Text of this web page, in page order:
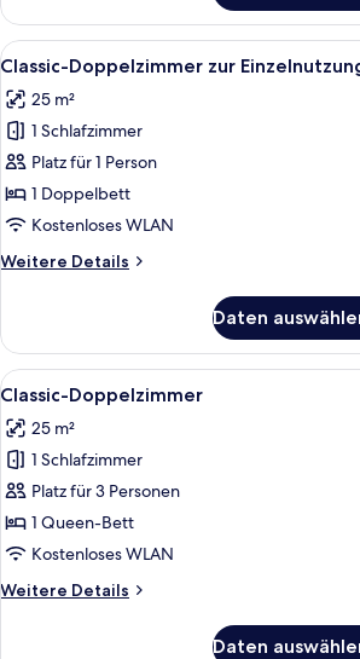
Doppelzimmer,
Queen-
Alle
Fotos
für
Classic-
Doppelzimmer
zur
Einzelnutzung
Ein
3
Classic-Doppelzimmer zur
25 m²
1 Schlafzimmer
Platz für 1 Person
1 Doppelbett
Kostenloses WLAN
Weitere Details
Weitere
Doppelzimmer
zur
Einzelnutzung
Daten
Alle
Fotos
für
Classic-
Doppelzimmer
anzeigen
Ein
4
Classic-Doppelzimmer
25 m²
1 Schlafzimmer
Platz für 3 Personen
1 Queen-Bett
Kostenloses WLAN
Weitere Details
Weitere
Daten